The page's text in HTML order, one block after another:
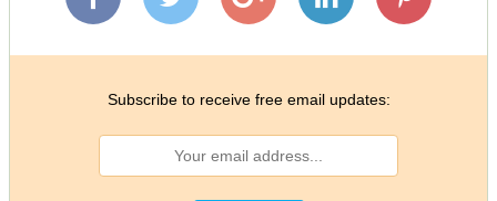
Subscribe to receive free email updates: